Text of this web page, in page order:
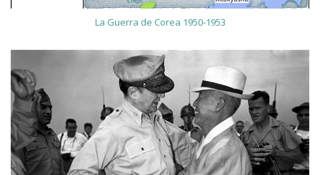
La Guerra de Corea 1950-1953